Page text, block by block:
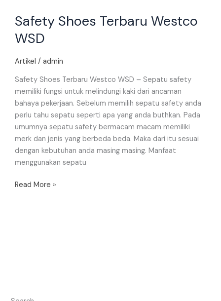
Safety Shoes Terbaru Westco
WSD
Artikel / admin
Safety Shoes Terbaru Westco WSD – Sepatu safety
memiliki fungsi untuk melindungi kaki dari ancaman
bahaya pekerjaan. Sebelum memilih sepatu safety anda
perlu tahu sepatu seperti apa yang anda buthkan. Pada
umumnya sepatu safety bermacam macam memiliki
merk dan jenis yang berbeda beda. Maka dari itu sesuai
dengan kebutuhan anda masing masing. Manfaat
menggunakan sepatu
Shoes
Westco
Read More »